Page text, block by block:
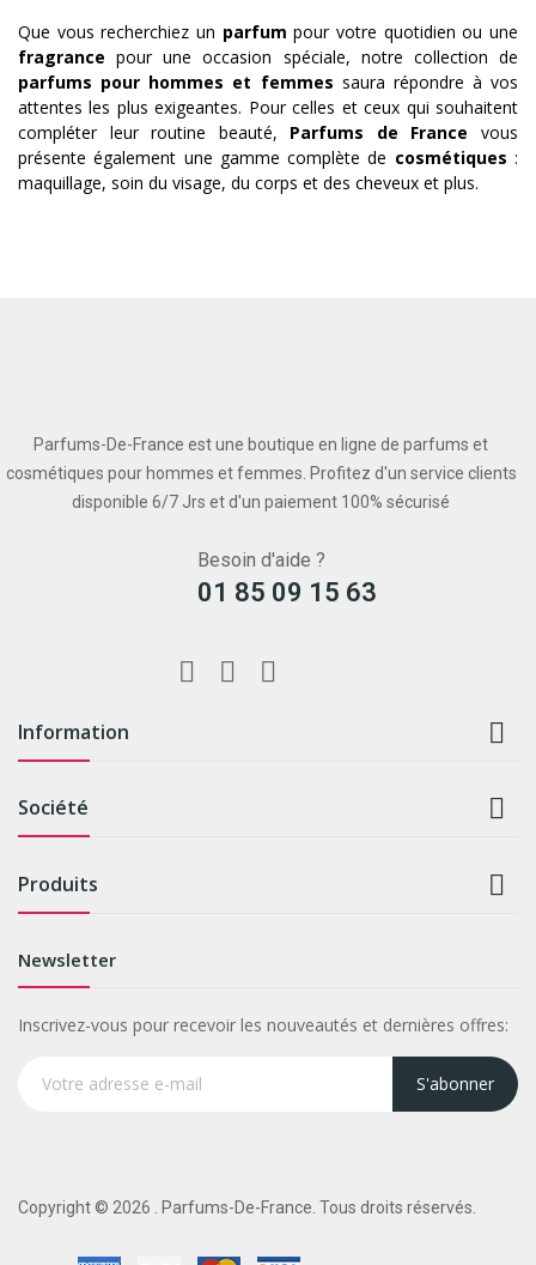
Que vous recherchiez un parfum pour votre quotidien ou une
fragrance pour une occasion spéciale, notre collection de
parfums pour hommes et femmes saura répondre à vos
attentes les plus exigeantes. Pour celles et ceux qui souhaitent
compléter leur routine beauté, Parfums de France vous
présente également une gamme complète de cosmétiques :
maquillage, soin du visage, du corps et des cheveux et plus.
Parfums-De-France est une boutique en ligne de parfums et
cosmétiques pour hommes et femmes. Profitez d'un service clients
disponible 6/7 Jrs et d'un paiement 100% sécurisé
Besoin d'aide ?
01 85 09 15 63
Information 
Société 
Produits 
Newsletter
Inscrivez-vous pour recevoir les nouveautés et dernières offres:
S'abonner
Copyright © 2026 . Parfums-De-France. Tous droits réservés.